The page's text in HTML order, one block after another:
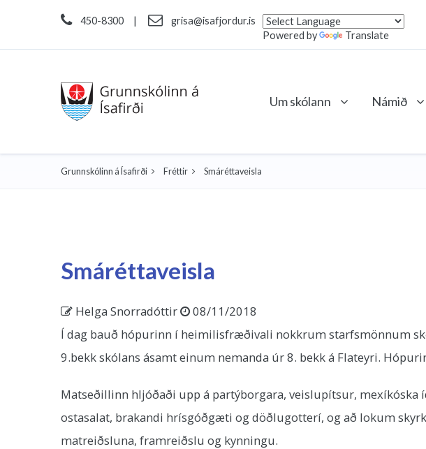
450-8300 |
grisa@isafjordur.is
Powered by
Translate
Um skólann Námið
Grunnskólinn á Ísafirði Fréttir Smáréttaveisla
Smáréttaveisla
Helga Snorradóttir
08/11/2018
Í dag bauð hópurinn í heimilisfræðivali nokkrum starfsmönnum
9.bekk skólans ásamt einum nemanda úr 8. bekk á Flateyri.
Matseðillinn hljóðaði upp á partýborgara, veislupítsur,
ostasalat, brakandi hrísgóðgæti og döðlugotterí, og að lokum
matreiðsluna, framreiðslu og kynningu.